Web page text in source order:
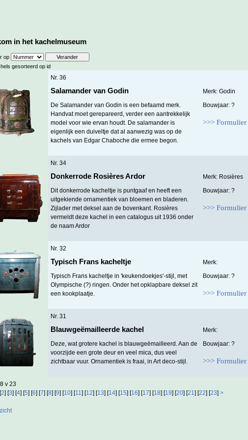
in het kachelmuseum
op
gesorteerd op id
Nr. 36
Salamander van Godin
Merk: Godin
De Salamander van Godin is een befaamd merk.
Handvat moet gerepareerd, verder een aantrekkelijk
model voor wie ervan houdt. De salamander is
eigenlijk een duiveltje dat al aanwezig was op de
kachels van Edgar Chaboche die ermee begon.
Bouwjaar: ?
>>> Formulier
Nr. 34
Donkerrode Rosières Ardor
Merk: Rosières
Dit donkerrode kacheltje is puntgaaf en heeft een
uitgekiende ornamentiek van bloemen en bladeren.
Zijlader met deksel aan de bovenkant. Rosières
vermeldt deze kachel in een catalogus uit 1936 onder
de naam Ardor
Bouwjaar: ?
>>> Formulier
Nr. 32
Typisch Frans kacheltje
Merk:
Typisch Frans kacheltje in 'keukendoekjes'-stijl, met
Olympische (?) ringen. Onder het opklapbare deksel zit
een kookplaatje.
Bouwjaar: ?
>>> Formulier
Nr. 31
Blauwgeëmailleerde kachel
Merk:
Deze, wat grotere kachel is blauwgeëmailleerd. Aan de
voorzijde een grote deur en veel mica, dus veel
zichtbaar vuur. Ornamentiek is fraai, in Art deco-stijl.
Bouwjaar: ?
>>> Formulier
v 23
2] [3] [4] [5] [6] [7] [8] [9] [10] [11] [12] [13] [14] [15] [16] [17] [18] [19] [20] [21] [22] [23] >